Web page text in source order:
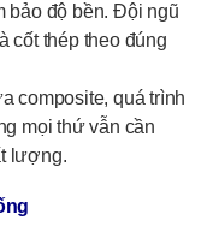
bảo độ bền. Đội ngũ
cốt thép theo đúng
composite, quá trình
mọi thứ vẫn cần
lượng.